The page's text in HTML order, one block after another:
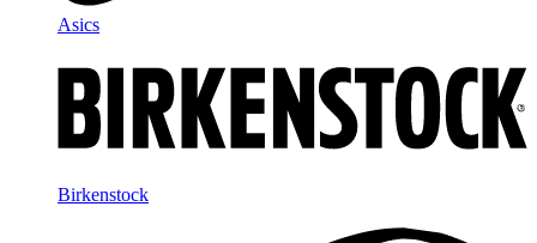
Asics
Birkenstock